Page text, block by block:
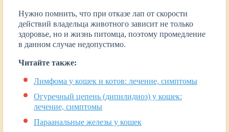
Нужно помнить, что при отказе лап от скорости
действий владельца животного зависит не только
здоровье, но и жизнь питомца, поэтому промедление
в данном случае недопустимо.
Читайте также:
Лимфома у кошек и котов: лечение, симптомы
Огуречный цепень (дипилидиоз) у кошек:
лечение, симптомы
Параанальные железы у кошек